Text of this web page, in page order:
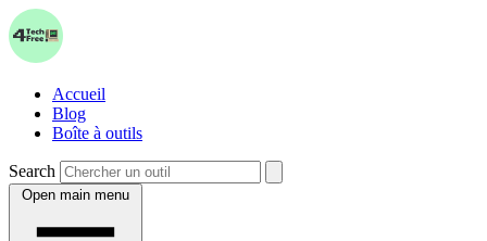
Accueil
Blog
Boîte à outils
Search
Open main menu